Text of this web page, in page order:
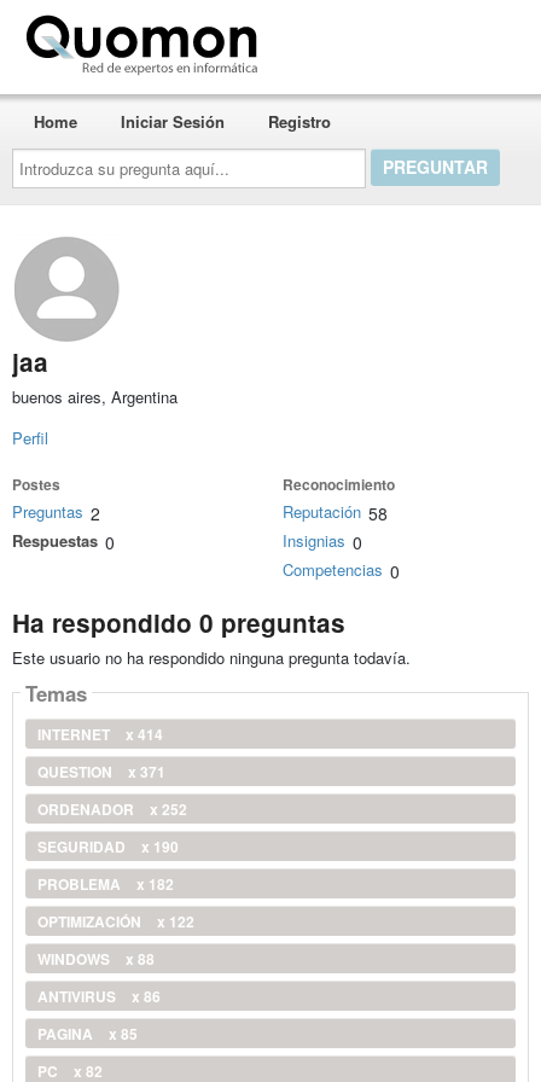
Introduzca
su
pregunta
aquí...
Home Iniciar Sesión Registro
jaa
buenos aires, Argentina
Perfil
Postes
Preguntas 2
Respuestas 0
Reconocimiento
Reputación 58
Insignias 0
Competencias 0
Ha respondido 0 preguntas
Este usuario no ha respondido ninguna pregunta todavía.
Temas
INTERNET
x 414
QUESTION
x 371
ORDENADOR
x 252
SEGURIDAD
x 190
PROBLEMA
x 182
OPTIMIZACIÓN
x 122
WINDOWS
x 88
ANTIVIRUS
x 86
PAGINA
x 85
PC
x 82